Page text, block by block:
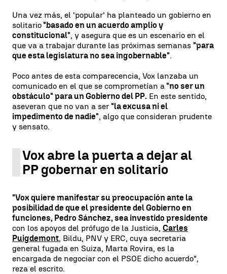
Una vez más, el 'popular' ha planteado un gobierno en
solitario "basado en un acuerdo amplio y
constitucional", y asegura que es un escenario en el
que va a trabajar durante las próximas semanas "para
que esta legislatura no sea ingobernable".
Poco antes de esta comparecencia, Vox lanzaba un
comunicado en el que se comprometían a "no ser un
obstáculo" para un Gobierno del PP. En este sentido,
aseveran que no van a ser "la excusa ni el
impedimento de nadie", algo que consideran prudente
y sensato.
Vox abre la puerta a dejar al
PP gobernar en solitario
"Vox quiere manifestar su preocupación ante la
posibilidad de que el presidente del Gobierno en
funciones, Pedro Sánchez, sea investido presidente
con los apoyos del prófugo de la Justicia, Carles
Puigdemont, Bildu, PNV y ERC, cuya secretaria
general fugada en Suiza, Marta Rovira, es la
encargada de negociar con el PSOE dicho acuerdo",
reza el escrito.